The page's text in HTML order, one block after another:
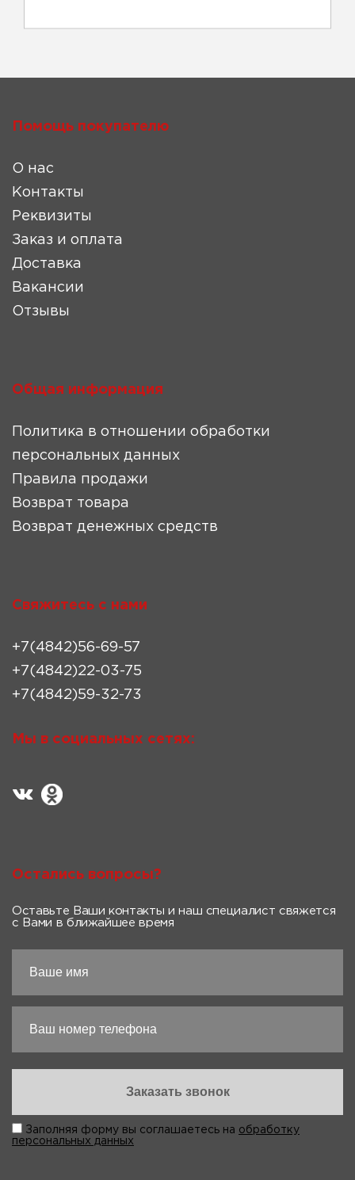
Помощь покупателю
О нас
Контакты
Реквизиты
Заказ и оплата
Доставка
Вакансии
Отзывы
Общая информация
Политика в отношении обработки
персональных данных
Правила продажи
Возврат товара
Возврат денежных средств
Свяжитесь с нами
+7(4842)56-69-57
+7(4842)22-03-75
+7(4842)59-32-73
Мы в социальных сетях:
Остались вопросы?
Оставьте Ваши контакты и наш специалист свяжется
с Вами в ближайшее время
Заполняя форму вы соглашаетесь на обработку
персональных данных